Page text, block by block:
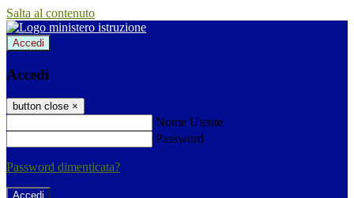
Salta al contenuto
Accedi
Accedi
button close ×
Nome Utente
Password
Password dimenticata?